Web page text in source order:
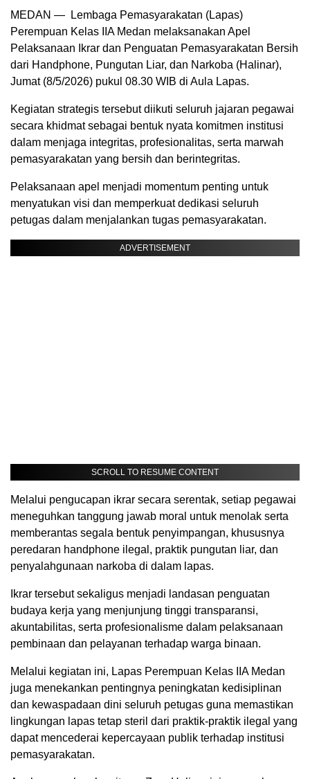
MEDAN — Lembaga Pemasyarakatan (Lapas)
Perempuan Kelas IIA Medan melaksanakan Apel
Pelaksanaan Ikrar dan Penguatan Pemasyarakatan Bersih
dari Handphone, Pungutan Liar, dan Narkoba (Halinar),
Jumat (8/5/2026) pukul 08.30 WIB di Aula Lapas.
Kegiatan strategis tersebut diikuti seluruh jajaran pegawai
secara khidmat sebagai bentuk nyata komitmen institusi
dalam menjaga integritas, profesionalitas, serta marwah
pemasyarakatan yang bersih dan berintegritas.
Pelaksanaan apel menjadi momentum penting untuk
menyatukan visi dan memperkuat dedikasi seluruh
petugas dalam menjalankan tugas pemasyarakatan.
ADVERTISEMENT
SCROLL TO RESUME CONTENT
Melalui pengucapan ikrar secara serentak, setiap pegawai
meneguhkan tanggung jawab moral untuk menolak serta
memberantas segala bentuk penyimpangan, khususnya
peredaran handphone ilegal, praktik pungutan liar, dan
penyalahgunaan narkoba di dalam lapas.
Ikrar tersebut sekaligus menjadi landasan penguatan
budaya kerja yang menjunjung tinggi transparansi,
akuntabilitas, serta profesionalisme dalam pelaksanaan
pembinaan dan pelayanan terhadap warga binaan.
Melalui kegiatan ini, Lapas Perempuan Kelas IIA Medan
juga menekankan pentingnya peningkatan kedisiplinan
dan kewaspadaan dini seluruh petugas guna memastikan
lingkungan lapas tetap steril dari praktik-praktik ilegal yang
dapat mencederai kepercayaan publik terhadap institusi
pemasyarakatan.